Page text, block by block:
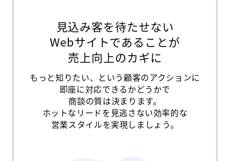
見込み客を待たせない
Webサイトであることが
売上向上のカギに
もっと知りたい、という顧客のアクションに
即座に対応できるかどうかで
商談の質は決まります。
ホットなリードを見逃さない効率的な
営業スタイルを実現しましょう。